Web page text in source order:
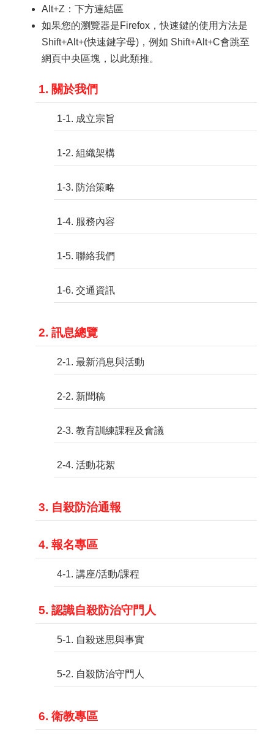
Alt+Z：下方連結區
如果您的瀏覽器是Firefox，快速鍵的使用方法是
Shift+Alt+(快速鍵字母)，例如 Shift+Alt+C會跳至
網頁中央區塊，以此類推。
1. 關於我們
1-1. 成立宗旨
1-2. 組織架構
1-3. 防治策略
1-4. 服務內容
1-5. 聯絡我們
1-6. 交通資訊
2. 訊息總覽
2-1. 最新消息與活動
2-2. 新聞稿
2-3. 教育訓練課程及會議
2-4. 活動花絮
3. 自殺防治通報
4. 報名專區
4-1. 講座/活動/課程
5. 認識自殺防治守門人
5-1. 自殺迷思與事實
5-2. 自殺防治守門人
6. 衛教專區